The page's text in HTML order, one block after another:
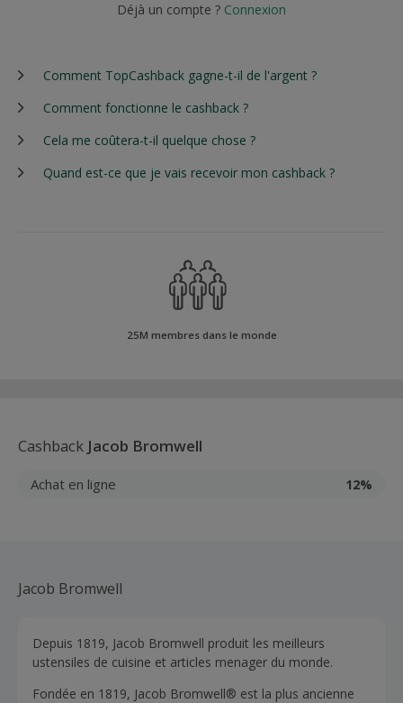
Déjà un compte ? Connexion
Comment TopCashback gagne-t-il de l'argent ?
Comment fonctionne le cashback ?
Cela me coûtera-t-il quelque chose ?
Quand est-ce que je vais recevoir mon cashback ?
25M membres dans le monde
Cashback Jacob Bromwell
Achat en ligne 12%
Jacob Bromwell
Depuis 1819, Jacob Bromwell produit les meilleurs
ustensiles de cuisine et articles menager du monde.
Fondée en 1819, Jacob Bromwell® est la plus ancienne